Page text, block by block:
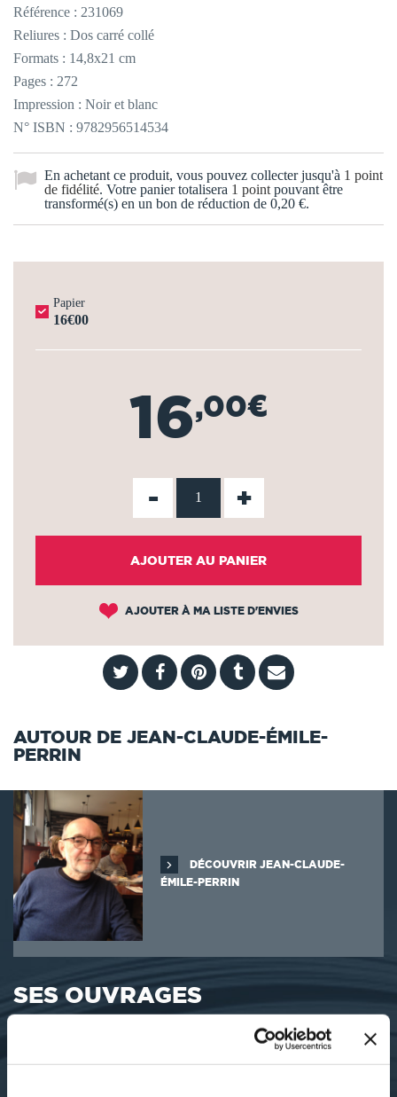
Référence : 231069
Reliures : Dos carré collé
Formats : 14,8x21 cm
Pages : 272
Impression : Noir et blanc
N° ISBN : 9782956514534
En achetant ce produit, vous pouvez collecter jusqu'à 1 point
de fidélité. Votre panier totalisera 1 point pouvant être
transformé(s) en un bon de réduction de 0,20 €.
Papier
16€00
16,00€
- +
AJOUTER AU PANIER
AJOUTER À MA LISTE D'ENVIES
AUTOUR DE JEAN-CLAUDE-ÉMILE-
PERRIN
DÉCOUVRIR JEAN-CLAUDE-
ÉMILE-PERRIN
SES OUVRAGES